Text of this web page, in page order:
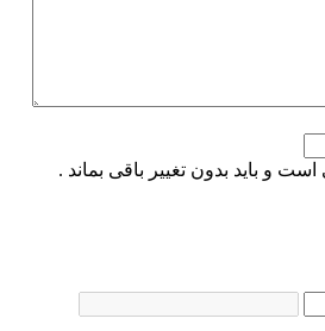
است و باید بدون تغییر باقی بماند .